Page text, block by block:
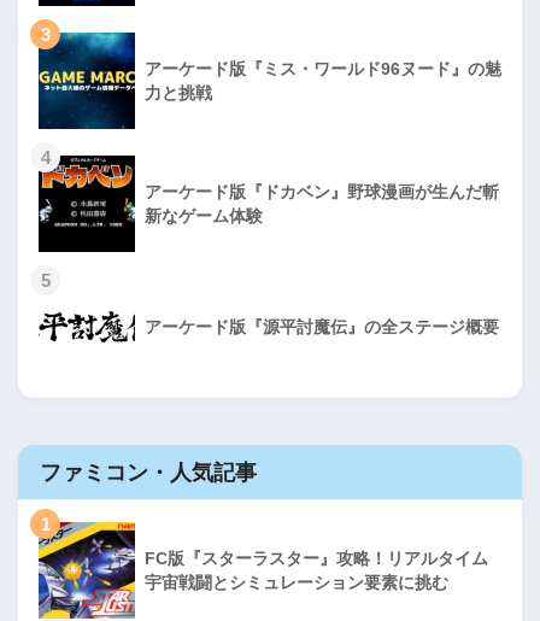
3
アーケード版『ミス・ワールド96ヌード』の魅
力と挑戦
4
アーケード版『ドカベン』野球漫画が生んだ斬
新なゲーム体験
5
アーケード版『源平討魔伝』の全ステージ概要
ファミコン・人気記事
1
FC版『スターラスター』攻略！リアルタイム
宇宙戦闘とシミュレーション要素に挑む